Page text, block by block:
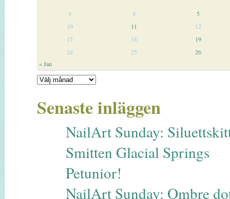
« Jan
3 4
5
10
11
12
17
18
19
24
25 26
Senaste inläggen
NailArt Sunday:
Smitten Glacial Springs
Petunior!
NailArt Sunday: Ombre